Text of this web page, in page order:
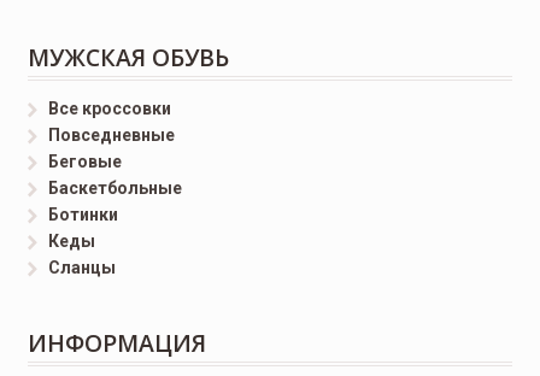
МУЖСКАЯ ОБУВЬ
Все кроссовки
Повседневные
Беговые
Баскетбольные
Ботинки
Кеды
Сланцы
ИНФОРМАЦИЯ